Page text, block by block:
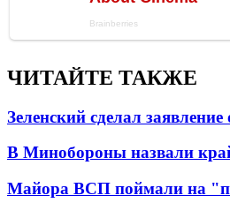
ЧИТАЙТЕ ТАКЖЕ
Зеленский сделал
В Минобороны назвали
Майора ВСП поймали на